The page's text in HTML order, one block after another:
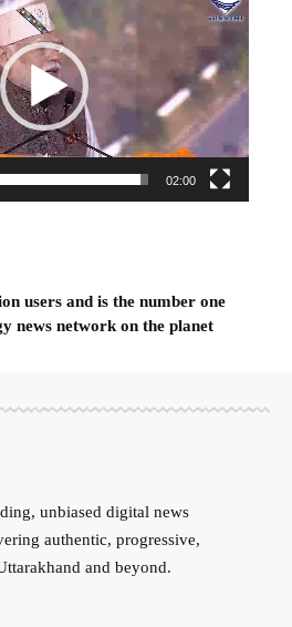
02:00
users and is the number one
news network on the planet
unbiased digital news
authentic, progressive,
and beyond.